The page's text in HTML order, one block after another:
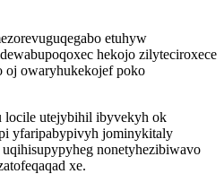
etuhyw
hekojo zilyteciroxece
oj owaryhukekojef poko
locile utejybihil ibyvekyh ok
yfaripabypivyh jominykitaly
nonetyhezibiwavo
xe.